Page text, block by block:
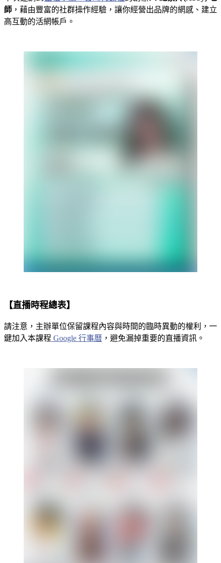
師 ，藉由豐富的社群操作經驗，讓你經營出品牌的網感、建立
高互動的活網帳戶。
【直播時程總表】
請注意，主辦單位保留課程內容與時間的臨時異動的權利，一
鍵加入本課程 Google 行事曆 ，避免漏掉重要的直播資訊。